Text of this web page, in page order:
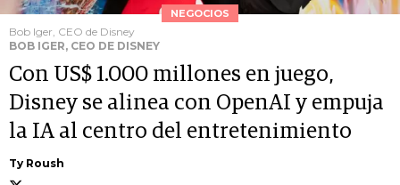
NEGOCIOS
Bob Iger, CEO de Disney
BOB IGER, CEO DE DISNEY
Con US$ 1.000 millones en juego,
Disney se alinea con OpenAI y empuja
la IA al centro del entretenimiento
Ty Roush